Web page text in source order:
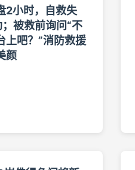
2小时，自救失
被救前询问“不
上吧？”消防救援
颜